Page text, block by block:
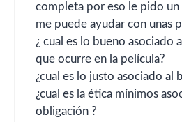
completa por eso le pido un
me puede ayudar con unas
¿ cual es lo bueno asociado
que ocurre en la película?
¿cual es lo justo asociado al
¿cual es la ética mínimos
obligación ?